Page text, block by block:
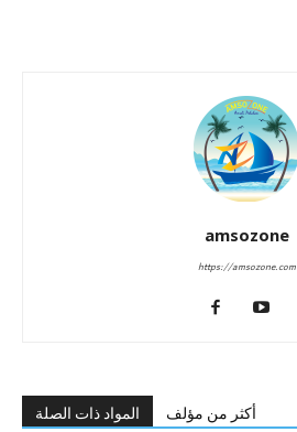
amsozone
https://amsozone.com
المواد ذات الصلة أكثر من مؤلف